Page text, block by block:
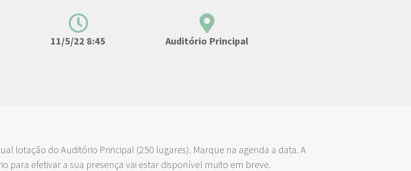
11/5/22 8:45 Auditório Principal
lotação do Auditório Principal (250 lugares). Marque na agenda a data. A
para efetivar a sua presença vai estar disponível muito em breve.